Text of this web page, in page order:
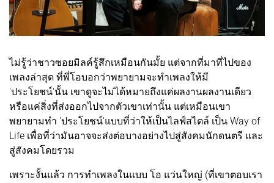
ไม่รู้ว่าชาวซอยมิลค์รู้สึกเหมือนกันมั้ย แต่จากที่มาที่ไปของ
เพลงล่าสุด ที่พี่โอบอกว่าพยายามจะทำเพลงให้มี
'ประโยชน์'นั้น เขาดูจะไม่ได้หมายถึงแค่ผลงานผลงานเดียว
หรือแค่สิ่งที่ส่งออกไปจากตัวเขาเท่านั้น แต่เหมือนเขา
พยายามทำ 'ประโยชน์'แบบที่ว่าให้เป็นไลฟ์สไตล์ เป็น Way of
Life เพื่อที่ว่ามันอาจจะส่งต่อบางอย่างไปสู่สังคมนักดนตรี และ
สู่สังคมโดยรวม
เพราะงั้นแล้ว การทำเพลงในแบบ โอ แว่นใหญ่ (ที่เขาตอบเรา